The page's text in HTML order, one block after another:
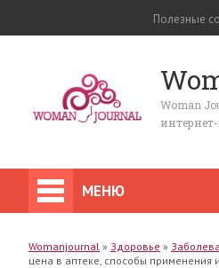
Полезные
Woman
МЕНЮ
Womanjournal » Здоровье »
цена в аптеке, способы применения